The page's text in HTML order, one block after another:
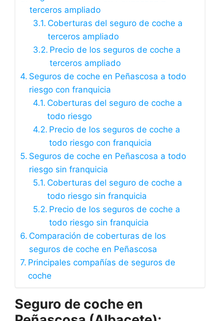
terceros ampliado
Coberturas del seguro de coche a
terceros ampliado
Precio de los seguros de coche a
terceros ampliado
Seguros de coche en Peñascosa a todo
riesgo con franquicia
Coberturas del seguro de coche a
todo riesgo
Precio de los seguros de coche a
todo riesgo con franquicia
Seguros de coche en Peñascosa a todo
riesgo sin franquicia
Coberturas del seguro de coche a
todo riesgo sin franquicia
Precio de los seguros de coche a
todo riesgo sin franquicia
Comparación de coberturas de los
seguros de coche en Peñascosa
Principales compañías de seguros de
coche
Seguro de coche en